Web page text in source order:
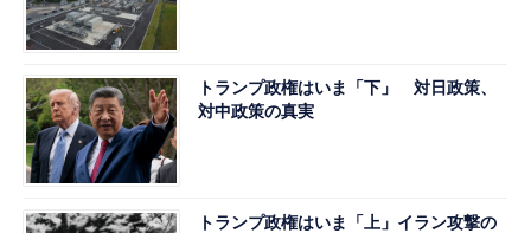
トランプ政権はいま「下」 対日政策、
対中政策の真実
トランプ政権はいま「上」イラン攻撃の